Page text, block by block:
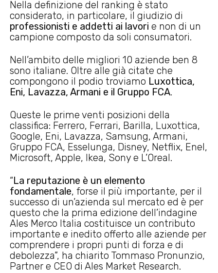
Nella definizione del ranking è stato
considerato, in particolare, il giudizio di
professionisti e addetti ai lavori e non di un
campione composto da soli consumatori.
Nell’ambito delle migliori 10 aziende ben 8
sono italiane. Oltre alle già citate che
compongono il podio troviamo Luxottica,
Eni, Lavazza, Armani e il Gruppo FCA.
Queste le prime venti posizioni della
classifica: Ferrero, Ferrari, Barilla, Luxottica,
Google, Eni, Lavazza, Samsung, Armani,
Gruppo FCA, Esselunga, Disney, Netflix, Enel,
Microsoft, Apple, Ikea, Sony e L’Oreal.
“La reputazione è un elemento
fondamentale, forse il più importante, per il
successo di un’azienda sul mercato ed è per
questo che la prima edizione dell’indagine
Ales Merco Italia costituisce un contributo
importante e inedito offerto alle aziende per
comprendere i propri punti di forza e di
debolezza”, ha chiarito Tommaso Pronunzio,
Partner e CEO di Ales Market Research.